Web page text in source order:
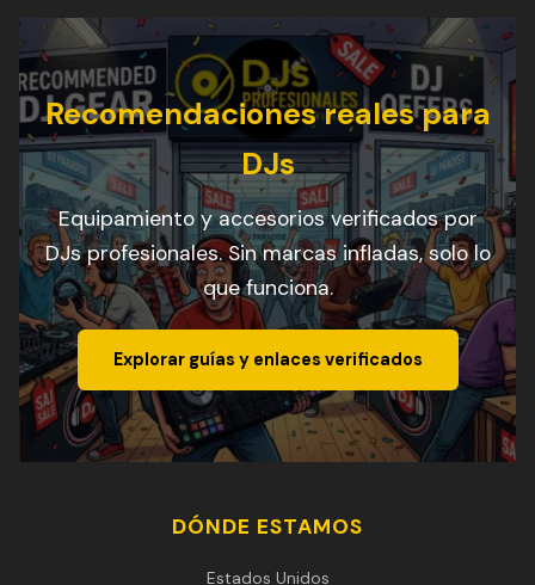
Recomendaciones reales para
DJs
Equipamiento y accesorios verificados por
DJs profesionales. Sin marcas infladas, solo lo
que funciona.
Explorar guías y enlaces verificados
DÓNDE ESTAMOS
Estados Unidos